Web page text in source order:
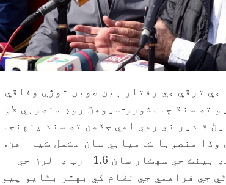
جي ترقي جي رفتار ٻين صوبن توڙي وفاقي
ته سنڌ ڄامشورو-سيوهڻ روڊ منصوبي لاءِ
۾ دير ٿي رهي آهي جڏهن ته سنڌ پنهنجا
وڏا منصوبا ڪاميابي سان مڪمل ڪيا آهن.
مراد علي شاهه چيو ته ورلڊ بينڪ جي سهڪار سان 1.6 ارب ڊالرن جي
جي فراهمي جي نظام کي بهتر بڻايو پيو